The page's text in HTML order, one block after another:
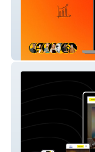
MADAME FANNY